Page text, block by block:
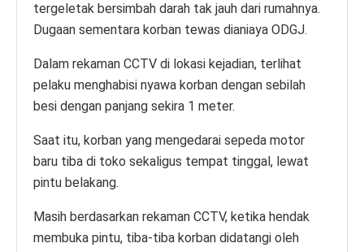
tergeletak bersimbah darah tak jauh dari rumahnya.
Dugaan sementara korban tewas dianiaya ODGJ.
Dalam rekaman CCTV di lokasi kejadian, terlihat
pelaku menghabisi nyawa korban dengan sebilah
besi dengan panjang sekira 1 meter.
Saat itu, korban yang mengedarai sepeda motor
baru tiba di toko sekaligus tempat tinggal, lewat
pintu belakang.
Masih berdasarkan rekaman CCTV, ketika hendak
membuka pintu, tiba-tiba korban didatangi oleh